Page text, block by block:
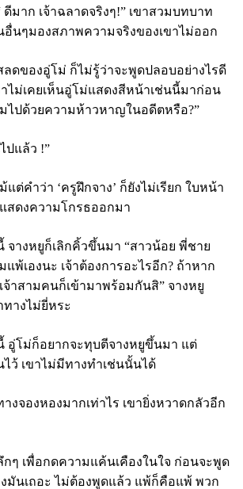
มาก เจ้าฉลาดจริงๆ!” เขาสวมบทบาท
นๆมองสภาพความจริงของเขาไม่ออก
ลดของอู่โม่ ก็ไม่รู้ว่าจะพูดปลอบอย่างไรดี
ไม่เคยเห็นอู่โม่แสดงสีหน้าเช่นนี้มาก่อน
ไปด้วยความห้าวหาญในอดีตหรือ?”
ปแล้ว !”
แต่คำว่า ‘ครูฝึกจาง’ ก็ยังไม่เรียก ใบหน้า
สดงความโกรธออกมา
จางหยูก็เลิกคิ้วขึ้นมา “สาวน้อย พี่ชาย
แพ้เองนะ เจ้าต้องการอะไรอีก? ถ้าหาก
จ้าสามคนก็เข้ามาพร้อมกันสิ” จางหยู
างไม่ยี่หระ
อู่โม่ก็อยากจะทุบตีจางหยูขึ้นมา แต่
ว้ เขาไม่มีทางทำเช่นนั้นได้
งจองหองมากเท่าไร เขายิ่งหวาดกลัวอีก
กๆ เพื่อกดความแค้นเคืองในใจ ก่อนจะพูด
งมันเถอะ ไม่ต้องพูดแล้ว แพ้ก็คือแพ้ พวก